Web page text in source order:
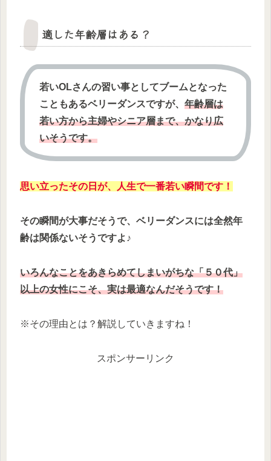
適した年齢層はある？
若いOLさんの習い事としてブームとなった
こともあるベリーダンスですが、 年齢層は
若い方から主婦やシニア層まで、かなり広
いそうです。
思い立ったその日が、人生で一番若い瞬間です！
その瞬間が大事だそうで、ベリーダンスには全然年
齢は関係ないそうですよ♪
いろんなことをあきらめてしまいがちな「５０代」
以上の女性にこそ、実は最適なんだそうです！
※その理由とは？解説していきますね！
スポンサーリンク